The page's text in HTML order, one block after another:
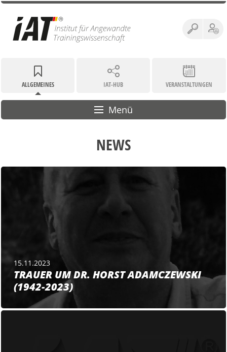
ALLGEMEINES IAT-HUB VERANSTALTUNGEN
Menü
NEWS
15.11.2023
TRAUER UM DR. HORST ADAMCZEWSKI
(1942-2023)